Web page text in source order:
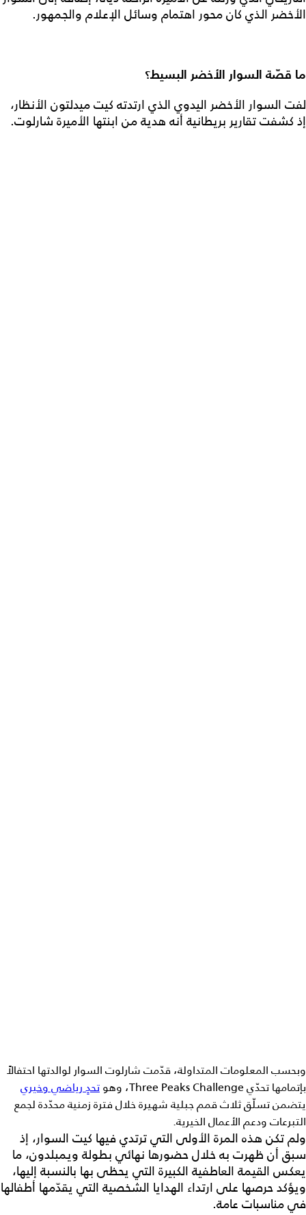
الأخضر الذي كان محور اهتمام وسائل الإعلام والجمهور.
ما قصّة السوار الأخضر البسيط؟
لفت السوار الأخضر اليدوي الذي ارتدته كيت ميدلتون الأنظار،
إذ كشفت تقارير بريطانية أنه هدية من ابنتها الأميرة شارلوت.
وبحسب المعلومات المتداولة، قدّمت شارلوت السوار لوالدتها احتفالاً
بإتمامها تحدّي Three Peaks Challenge، وهو
تحدٍ رياضي وخيري
يتضمن تسلّق ثلاث قمم جبلية شهيرة خلال فترة زمنية محدّدة لجمع
التبرعات ودعم الأعمال الخيرية.
ولم تكن هذه المرة الأولى التي ترتدي فيها كيت السوار، إذ
سبق أن ظهرت به خلال حضورها نهائي بطولة ويمبلدون، ما
يعكس القيمة العاطفية الكبيرة التي يحظى بها بالنسبة إليها،
ويؤكد حرصها على ارتداء الهدايا الشخصية التي يقدّمها أطفالها
في مناسبات عامة.